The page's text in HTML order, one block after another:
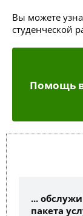
Вы можете
студенческой
Помощь
...
пакета